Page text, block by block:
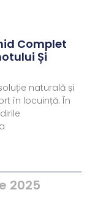
Complet
Și
naturală și
în locuință. În
2025